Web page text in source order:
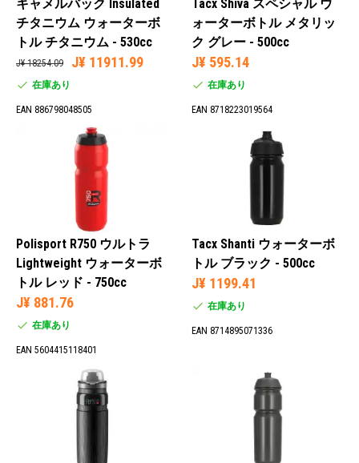
キャメルバック Insulated
チタニウム ウォーターボ
トル チタニウム - 530cc
J¥ 18254.09 J¥ 11911.99
在庫あり
EAN 886798048505
Tacx Shiva スペシャル ウ
ォーターボトル メタリッ
ク グレー - 500cc
J¥ 595.14
在庫あり
EAN 8718223019564
Polisport R750 ウルトラ
Lightweight ウォーターボ
トル レッド - 750cc
J¥ 881.76
在庫あり
EAN 5604415118401
Tacx Shanti ウォーターボ
トル ブラック - 500cc
J¥ 1199.41
在庫あり
EAN 8714895071336